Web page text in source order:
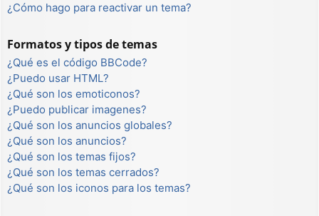
¿Cómo hago para reactivar un tema?
Formatos y tipos de temas
¿Qué es el código BBCode?
¿Puedo usar HTML?
¿Qué son los emoticonos?
¿Puedo publicar imagenes?
¿Qué son los anuncios globales?
¿Qué son los anuncios?
¿Qué son los temas fijos?
¿Qué son los temas cerrados?
¿Qué son los iconos para los temas?